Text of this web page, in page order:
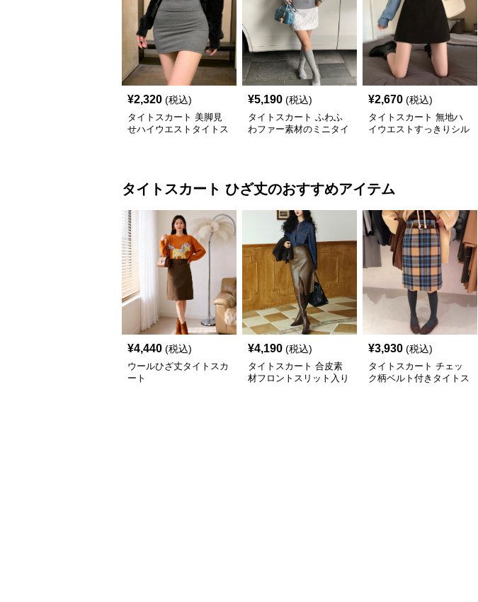
¥2,320 (税込)
タイトスカート 美脚見
せハイウエストタイトス
¥5,190 (税込)
タイトスカート ふわふ
わファー素材のミニタイ
¥2,670 (税込)
タイトスカート 無地ハ
イウエストすっきりシル
タイトスカート ひざ丈のおすすめアイテム
¥4,440 (税込)
ウールひざ丈タイトスカ
ート
¥4,190 (税込)
タイトスカート 合皮素
材フロントスリット入り
¥3,930 (税込)
タイトスカート チェッ
ク柄ベルト付きタイトス